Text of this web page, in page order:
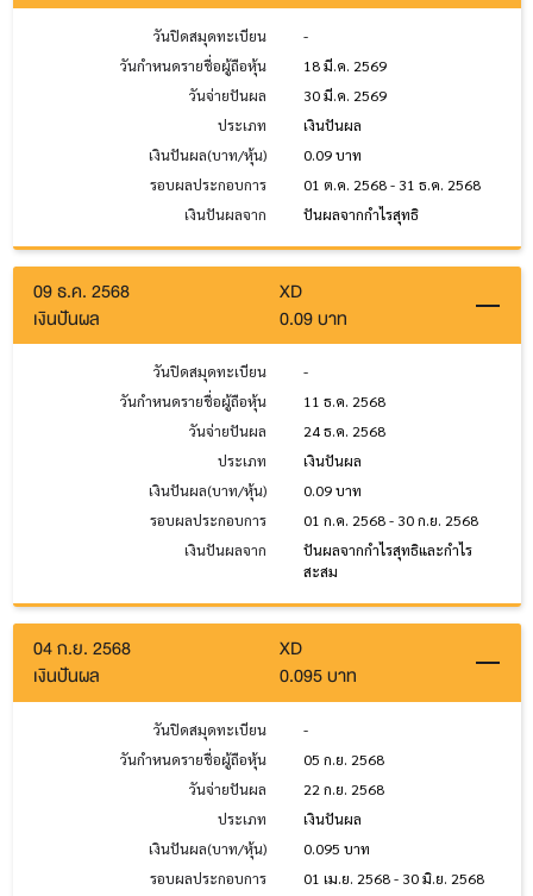
วันปิดสมุดทะเบียน
-
วันกำหนดรายชื่อผู้ถือหุ้น
18 มี.ค. 2569
วันจ่ายปันผล
30 มี.ค. 2569
ประเภท
เงินปันผล
เงินปันผล(บาท/หุ้น)
0.09 บาท
รอบผลประกอบการ
01 ต.ค. 2568 - 31 ธ.ค. 2568
เงินปันผลจาก
ปันผลจากกำไรสุทธิ
09 ธ.ค. 2568
XD
เงินปันผล
0.09 บาท
วันปิดสมุดทะเบียน
-
วันกำหนดรายชื่อผู้ถือหุ้น
11 ธ.ค. 2568
วันจ่ายปันผล
24 ธ.ค. 2568
ประเภท
เงินปันผล
เงินปันผล(บาท/หุ้น)
0.09 บาท
รอบผลประกอบการ
01 ก.ค. 2568 - 30 ก.ย. 2568
เงินปันผลจาก
ปันผลจากกำไรสุทธิและกำไร
สะสม
04 ก.ย. 2568
XD
เงินปันผล
0.095 บาท
วันปิดสมุดทะเบียน
-
วันกำหนดรายชื่อผู้ถือหุ้น
05 ก.ย. 2568
วันจ่ายปันผล
22 ก.ย. 2568
ประเภท
เงินปันผล
เงินปันผล(บาท/หุ้น)
0.095 บาท
รอบผลประกอบการ
01 เม.ย. 2568 - 30 มิ.ย. 2568